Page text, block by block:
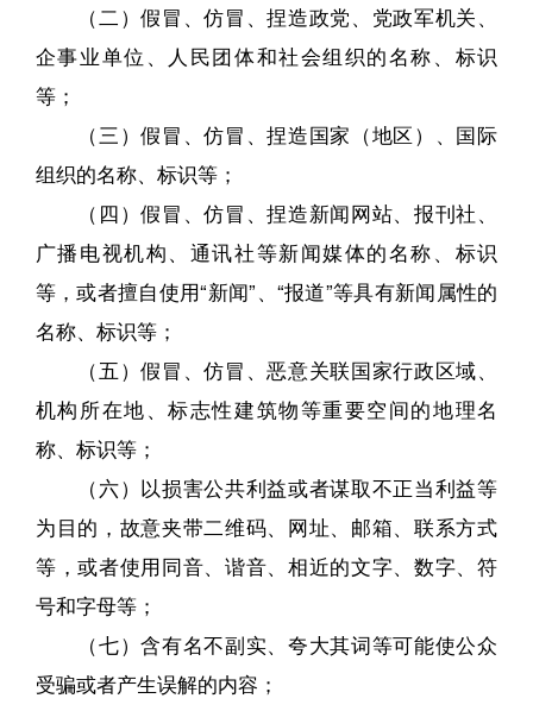
（二）假冒、仿冒、捏造政党、党政军机关、
企事业单位、人民团体和社会组织的名称、标识
等；
（三）假冒、仿冒、捏造国家（地区）、国际
组织的名称、标识等；
（四）假冒、仿冒、捏造新闻网站、报刊社、
广播电视机构、通讯社等新闻媒体的名称、标识
等，或者擅自使用“新闻”、“报道”等具有新闻属性的
名称、标识等；
（五）假冒、仿冒、恶意关联国家行政区域、
机构所在地、标志性建筑物等重要空间的地理名
称、标识等；
（六）以损害公共利益或者谋取不正当利益等
为目的，故意夹带二维码、网址、邮箱、联系方式
等，或者使用同音、谐音、相近的文字、数字、符
号和字母等；
（七）含有名不副实、夸大其词等可能使公众
受骗或者产生误解的内容；